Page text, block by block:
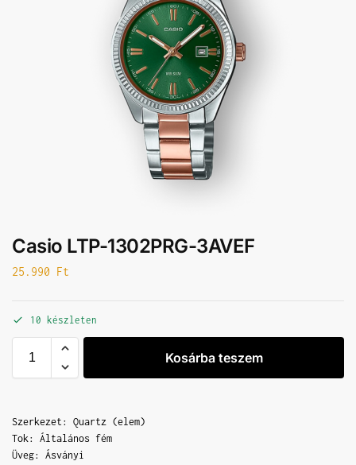
Casio LTP-1302PRG-3AVEF
25.990 Ft
10 készleten
Kosárba teszem
Szerkezet: Quartz (elem)
Tok: Általános fém
Üveg: Ásványi